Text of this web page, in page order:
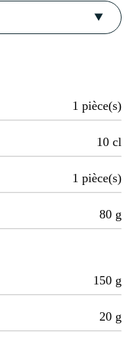
1 pièce(s)
10 cl
1 pièce(s)
80 g
150 g
20 g